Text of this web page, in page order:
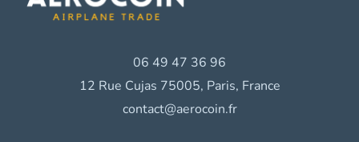
06 49 47 36 96
12 Rue Cujas 75005, Paris, France
contact@aerocoin.fr